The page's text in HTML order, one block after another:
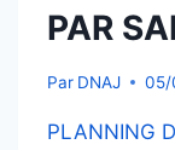
PAR
Par DNAJ 05/
PLANNING